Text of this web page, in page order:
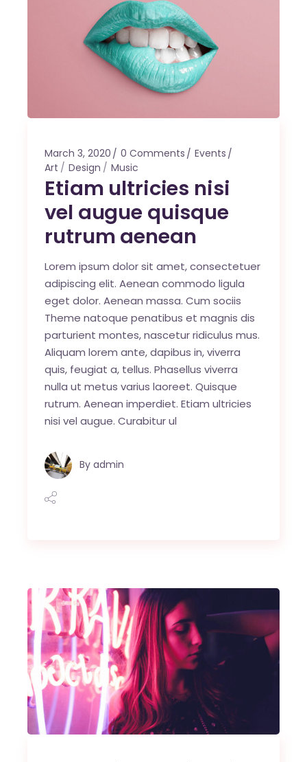
March 3, 2020 0 Comments
Events
Art
Design Music
Etiam ultricies nisi
vel augue quisque
rutrum aenean
Lorem ipsum dolor sit amet, consectetuer
adipiscing elit. Aenean commodo ligula
eget dolor. Aenean massa. Cum sociis
Theme natoque penatibus et magnis dis
parturient montes, nascetur ridiculus mus.
Aliquam lorem ante, dapibus in, viverra
quis, feugiat a, tellus. Phasellus viverra
nulla ut metus varius laoreet. Quisque
rutrum. Aenean imperdiet. Etiam ultricies
nisi vel augue. Curabitur ul
By admin